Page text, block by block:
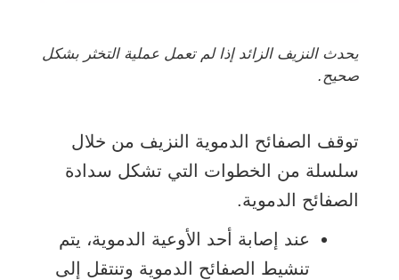
يحدث النزيف الزائد إذا لم تعمل عملية التخثر بشكل
صحيح.
توقف الصفائح الدموية النزيف من خلال
سلسلة من الخطوات التي تشكل سدادة
الصفائح الدموية.
عند إصابة أحد الأوعية الدموية، يتم
تنشيط الصفائح الدموية وتنتقل إلى